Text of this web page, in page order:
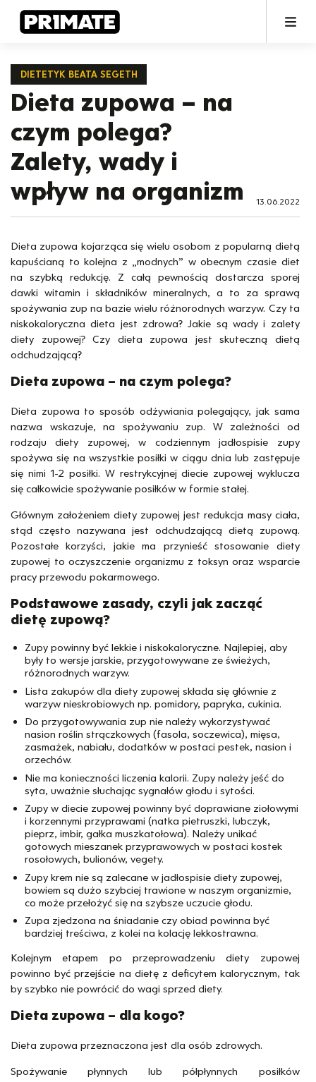
DIETETYK BEATA SEGETH
Dieta zupowa – na
czym polega?
Zalety, wady i
wpływ na organizm
13.06.2022
Dieta zupowa kojarząca się wielu osobom z popularną dietą
kapuścianą to kolejna z „modnych” w obecnym czasie diet
na szybką redukcję. Z całą pewnością dostarcza sporej
dawki witamin i składników mineralnych, a to za sprawą
spożywania zup na bazie wielu różnorodnych warzyw. Czy ta
niskokaloryczna dieta jest zdrowa? Jakie są wady i zalety
diety zupowej? Czy dieta zupowa jest skuteczną dietą
odchudzającą?
Dieta zupowa – na czym polega?
Dieta zupowa to sposób odżywiania polegający, jak sama
nazwa wskazuje, na spożywaniu zup. W zależności od
rodzaju diety zupowej, w codziennym jadłospisie zupy
spożywa się na wszystkie posiłki w ciągu dnia lub zastępuje
się nimi 1-2 posiłki. W restrykcyjnej diecie zupowej wyklucza
się całkowicie spożywanie posiłków w formie stałej.
Głównym założeniem diety zupowej jest redukcja masy ciała,
stąd często nazywana jest odchudzającą dietą zupową.
Pozostałe korzyści, jakie ma przynieść stosowanie diety
zupowej to oczyszczenie organizmu z toksyn oraz wsparcie
pracy przewodu pokarmowego.
Podstawowe zasady, czyli jak zacząć
dietę zupową?
Zupy powinny być lekkie i niskokaloryczne. Najlepiej, aby
były to wersje jarskie, przygotowywane ze świeżych,
różnorodnych warzyw.
Lista zakupów dla diety zupowej składa się głównie z
warzyw nieskrobiowych np. pomidory, papryka, cukinia.
Do przygotowywania zup nie należy wykorzystywać
nasion roślin strączkowych (fasola, soczewica), mięsa,
zasmażek, nabiału, dodatków w postaci pestek, nasion i
orzechów.
Nie ma konieczności liczenia kalorii. Zupy należy jeść do
syta, uważnie słuchając sygnałów głodu i sytości.
Zupy w diecie zupowej powinny być doprawiane ziołowymi
i korzennymi przyprawami (natka pietruszki, lubczyk,
pieprz, imbir, gałka muszkatołowa). Należy unikać
gotowych mieszanek przyprawowych w postaci kostek
rosołowych, bulionów, vegety.
Zupy krem nie są zalecane w jadłospisie diety zupowej,
bowiem są dużo szybciej trawione w naszym organizmie,
co może przełożyć się na szybsze uczucie głodu.
Zupa zjedzona na śniadanie czy obiad powinna być
bardziej treściwa, z kolei na kolację lekkostrawna.
Kolejnym etapem po przeprowadzeniu diety zupowej
powinno być przejście na dietę z deficytem kalorycznym, tak
by szybko nie powrócić do wagi sprzed diety.
Dieta zupowa – dla kogo?
Dieta zupowa przeznaczona jest dla osób zdrowych.
Spożywanie płynnych lub półpłynnych posiłków